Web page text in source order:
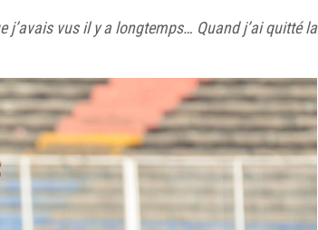
j’avais vus il y a longtemps… Quand j’ai quitté la